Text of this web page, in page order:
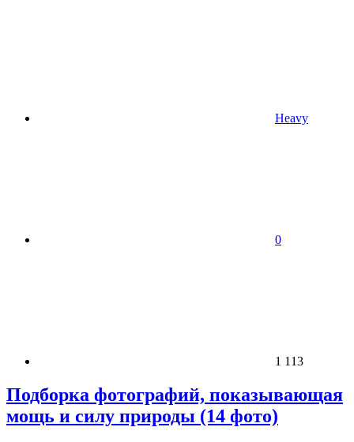
Heavy
0
1 113
Подборка фотографий, показывающая
мощь и силу природы (14 фото)